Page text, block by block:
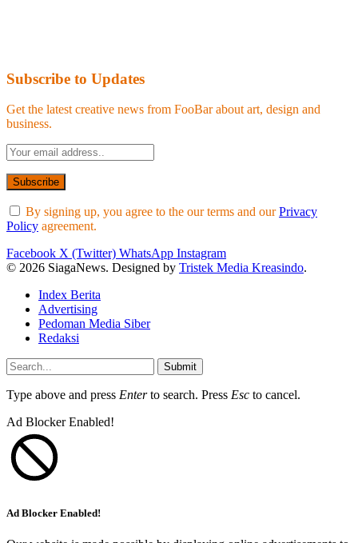
Subscribe to Updates
Get the latest creative news from FooBar about art, design and
business.
By signing up, you agree to the our terms and ourPrivacy
Policy agreement.
Facebook X (Twitter) WhatsApp Instagram
© 2026 SiagaNews. Designed by Tristek Media Kreasindo.
Index Berita
Advertising
Pedoman Media Siber
Redaksi
Submit
Type above and press Enterto search. Press Esc to cancel.
Ad Blocker Enabled!
Ad Blocker Enabled!